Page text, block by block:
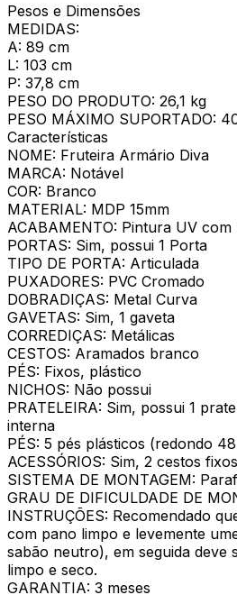
Pesos e Dimensões
MEDIDAS:
A: 89 cm
L: 103 cm
P: 37,8 cm
PESO DO PRODUTO: 26,1 kg
PESO MÁXIMO SUPORTADO:
Características
NOME: Fruteira Armário Diva
MARCA: Notável
COR: Branco
MATERIAL: MDP 15mm
ACABAMENTO: Pintura UV com
PORTAS: Sim, possui 1 Porta
TIPO DE PORTA: Articulada
PUXADORES: PVC Cromado
DOBRADIÇAS: Metal Curva
GAVETAS: Sim, 1 gaveta
CORREDIÇAS: Metálicas
CESTOS: Aramados branco
PÉS: Fixos, plástico
NICHOS: Não possui
PRATELEIRA: Sim, possui 1
interna
PÉS: 5 pés plásticos (redondo
ACESSÓRIOS: Sim, 2 cestos
SISTEMA DE MONTAGEM:
GRAU DE DIFICULDADE DE
INSTRUÇÕES: Recomendado
com pano limpo e levemente
sabão neutro), em seguida deve
limpo e seco.
GARANTIA: 3 meses